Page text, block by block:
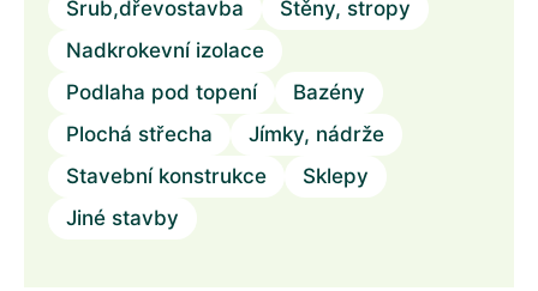
Srub,dřevostavba
Stěny, stropy
Nadkrokevní izolace
Podlaha pod topení
Bazény
Plochá střecha
Jímky, nádrže
Stavební konstrukce
Sklepy
Jiné stavby